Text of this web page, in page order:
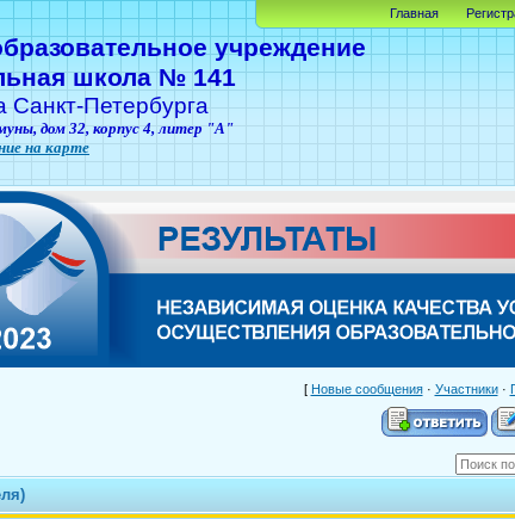
учреждение
школа № 141
Санкт-Петербурга
дом 32, корпус 4, литер "А"
на карте
Главная
[ Новые сообщения· Участники·